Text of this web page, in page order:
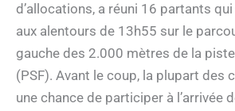
d’allocations, a réuni 16 partants
aux alentours de 13h55 sur le
gauche des 2.000 mètres de la
(PSF). Avant le coup, la plupart des
une chance de participer à l’arrivée